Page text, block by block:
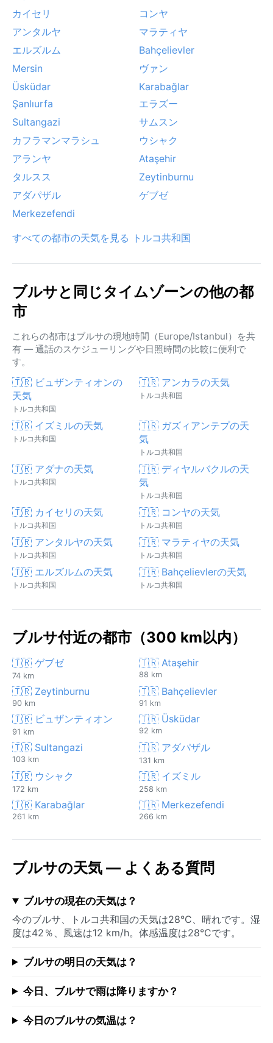
カイセリ
コンヤ
アンタルヤ
マラティヤ
エルズルム
Bahçelievler
Mersin
ヴァン
Üsküdar
Karabağlar
Şanlıurfa
エラズー
Sultangazi
サムスン
カフラマンマラシュ
ウシャク
アランヤ
Ataşehir
タルスス
Zeytinburnu
アダパザル
ゲブゼ
Merkezefendi
すべての都市の天気を見る トルコ共和国
ブルサと同じタイムゾーンの他の都
市
これらの都市はブルサの現地時間（Europe/Istanbul）を共
有 — 通話のスケジューリングや日照時間の比較に便利で
す。
🇹🇷 ビュザンティオンの
天気
トルコ共和国
🇹🇷 アンカラの天気
トルコ共和国
🇹🇷 イズミルの天気
トルコ共和国
🇹🇷 ガズィアンテプの天
気
トルコ共和国
🇹🇷 アダナの天気
トルコ共和国
🇹🇷 ディヤルバクルの天
気
トルコ共和国
🇹🇷 カイセリの天気
トルコ共和国
🇹🇷 コンヤの天気
トルコ共和国
🇹🇷 アンタルヤの天気
トルコ共和国
🇹🇷 マラティヤの天気
トルコ共和国
🇹🇷 エルズルムの天気
トルコ共和国
🇹🇷 Bahçelievlerの天気
トルコ共和国
ブルサ付近の都市（300 km以内）
🇹🇷 ゲブゼ
74 km
🇹🇷 Ataşehir
88 km
🇹🇷 Zeytinburnu
90 km
🇹🇷 Bahçelievler
91 km
🇹🇷 ビュザンティオン
91 km
🇹🇷 Üsküdar
92 km
🇹🇷 Sultangazi
103 km
🇹🇷 アダパザル
131 km
🇹🇷 ウシャク
172 km
🇹🇷 イズミル
258 km
🇹🇷 Karabağlar
261 km
🇹🇷 Merkezefendi
266 km
ブルサの天気 — よくある質問
ブルサの現在の天気は？
今のブルサ、トルコ共和国の天気は28°C、晴れです。湿
度は42％、風速は12 km/h。体感温度は28°Cです。
ブルサの明日の天気は？
今日、ブルサで雨は降りますか？
今日のブルサの気温は？